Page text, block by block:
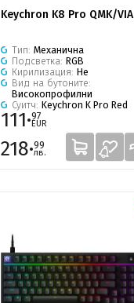
Keychron K8 Pro QMK/VIA
Тип: Механична
Подсветка: RGB
Кирилизация: Не
Вид на бутоните:
Високопрофилни
Суитч: Keychron K Pro Red
111·97
EUR
218·99
лв.